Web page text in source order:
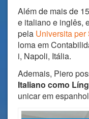
Além de mais de
e italiano e inglês,
pela Universita
loma em
i, Napoli, Itália.
Ademais, Piero
Italiano como
unicar em